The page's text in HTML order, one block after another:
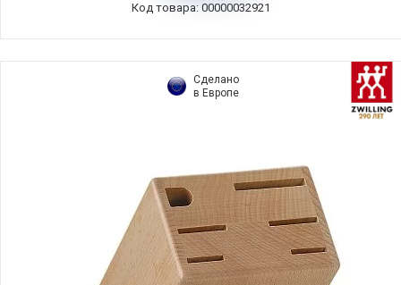
Код товара: 00000032921
Сделано
в Европе